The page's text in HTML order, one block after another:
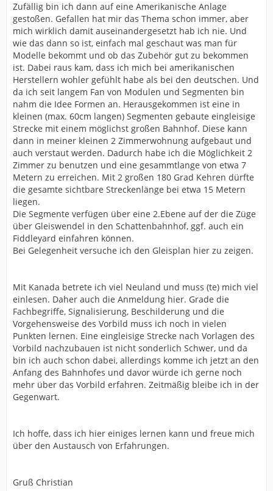
Zufällig bin ich dann auf eine Amerikanische Anlage
gestoßen. Gefallen hat mir das Thema schon immer, aber
mich wirklich damit auseinandergesetzt hab ich nie. Und
wie das dann so ist, einfach mal geschaut was man für
Modelle bekommt und ob das Zubehör gut zu bekommen
ist. Dabei raus kam, dass ich mich bei amerikanischen
Herstellern wohler gefühlt habe als bei den deutschen. Und
da ich seit langem Fan von Modulen und Segmenten bin
nahm die Idee Formen an. Herausgekommen ist eine in
kleinen (max. 60cm langen) Segmenten gebaute eingleisige
Strecke mit einem möglichst großen Bahnhof. Diese kann
dann in meiner kleinen 2 Zimmerwohnung aufgebaut und
auch verstaut werden. Dadurch habe ich die Möglichkeit 2
Zimmer zu benutzen und eine gesammtlange von etwa 7
Metern zu erreichen. Mit 2 großen 180 Grad Kehren dürfte
die gesamte sichtbare Streckenlänge bei etwa 15 Metern
liegen.
Die Segmente verfügen über eine 2.Ebene auf der die Züge
über Gleiswendel in den Schattenbahnhof, ggf. auch ein
Fiddleyard einfahren können.
Bei Gelegenheit versuche ich den Gleisplan hier zu zeigen.
Mit Kanada betrete ich viel Neuland und muss (te) mich viel
einlesen. Daher auch die Anmeldung hier. Grade die
Fachbegriffe, Signalisierung, Beschilderung und die
Vorgehensweise des Vorbild muss ich noch in vielen
Punkten lernen. Eine eingleisige Strecke nach Vorlagen des
Vorbild nachzubauen ist nicht sonderlich Schwer, und da
bin ich auch schon dabei, allerdings komme ich jetzt an den
Anfang des Bahnhofes und davor würde ich gerne noch
mehr über das Vorbild erfahren. Zeitmäßig bleibe ich in der
Gegenwart.
Ich hoffe, dass ich hier einiges lernen kann und freue mich
über den Austausch von Erfahrungen.
Gruß Christian